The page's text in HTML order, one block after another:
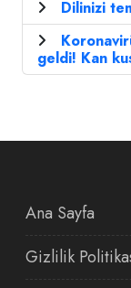
Dilinizi
geldi! Kan
Ana Sayfa
Gizlilik